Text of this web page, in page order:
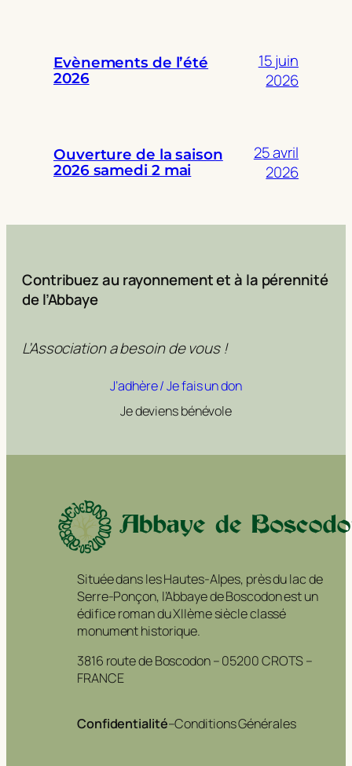
Evènements de l’été
2026
15 juin
2026
Ouverture de la saison
2026 samedi 2 mai
25 avril
2026
Contribuez au rayonnement et à la pérennité
de l’Abbaye
L’Association a besoin de vous !
J’adhère / Je fais un don
Je deviens bénévole
Située dans les Hautes-Alpes, près du lac de
Serre-Ponçon, l’Abbaye de Boscodon est un
édifice roman du XIIème siècle classé
monument historique.
3816 route de Boscodon – 05200 CROTS –
FRANCE
Confidentialité–Conditions Générales